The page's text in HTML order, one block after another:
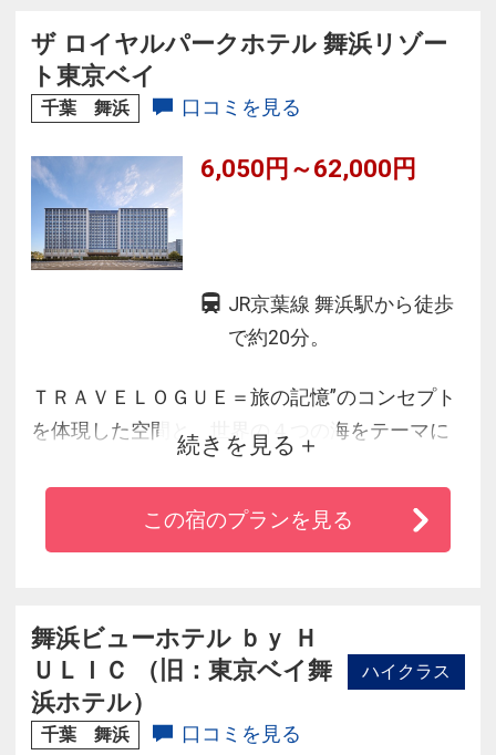
発着
★ロビー・全客室無料Wi-fi 高速インターネット
完備！
ザ ロイヤルパークホテル 舞浜リゾー
ト東京ベイ
千葉 舞浜 口コミを見る
6,050円～62,000円
JR京葉線 舞浜駅から徒歩
で約20分。
ＴＲＡＶＥＬＯＧＵＥ＝旅の記憶”のコンセプト
を体現した空間と、世界の４つの海をテーマに
デザインされた客室が、旅のプロローグとエピ
ローグを演出し“ＴＲＡＶＥＬＯＧＵＥ＝旅の記
憶”に残る体験をご提供致します。
続きを見る
この宿のプランを見る
舞浜ビューホテル ｂｙ Ｈ
ＵＬＩＣ （旧：東京ベイ舞
浜ホテル）
ハイクラス
千葉 舞浜 口コミを見る